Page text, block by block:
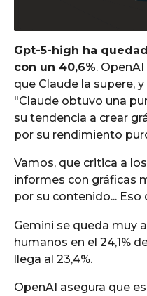
Gpt-5-high ha
con un 40,6%.
que Claude la supere,
"Claude obtuvo una
su tendencia a crear
por su rendimiento
Vamos, que critica a
informes con gráficas
por su contenido...
Gemini se queda muy
humanos en el 24,1%
llega al 23,4%.
OpenAI asegura que